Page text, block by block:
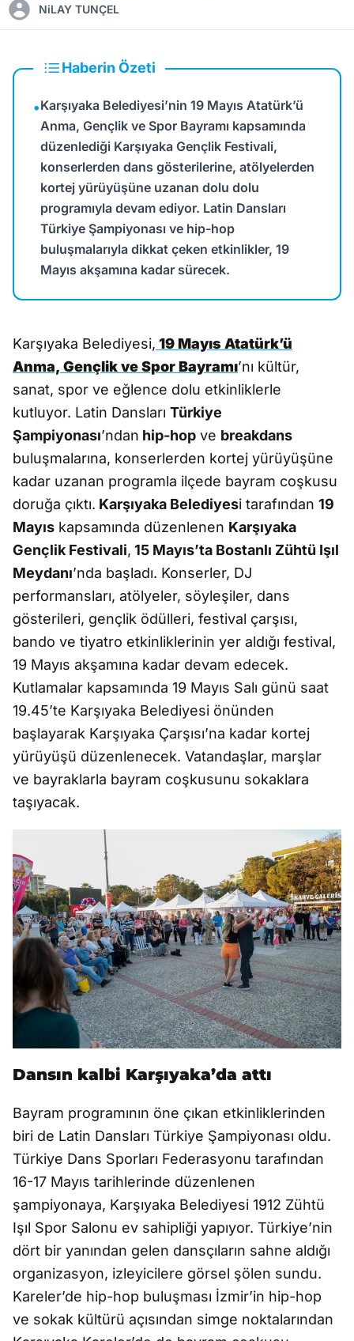
NiLAY TUNÇEL
Haberin Özeti
•Karşıyaka Belediyesi’nin 19 Mayıs Atatürk’ü
Anma, Gençlik ve Spor Bayramı kapsamında
düzenlediği Karşıyaka Gençlik Festivali,
konserlerden dans gösterilerine, atölyelerden
kortej yürüyüşüne uzanan dolu dolu
programıyla devam ediyor. Latin Dansları
Türkiye Şampiyonası ve hip-hop
buluşmalarıyla dikkat çeken etkinlikler, 19
Mayıs akşamına kadar sürecek.
Karşıyaka Belediyesi, 19 Mayıs Atatürk’ü
Anma, Gençlik ve Spor Bayramı’nı kültür,
sanat, spor ve eğlence dolu etkinliklerle
kutluyor. Latin Dansları Türkiye
Şampiyonası’ndan hip-hop ve breakdans
buluşmalarına, konserlerden kortej yürüyüşüne
kadar uzanan programla ilçede bayram coşkusu
doruğa çıktı. Karşıyaka Belediyesi tarafından 19
Mayıs kapsamında düzenlenen Karşıyaka
Gençlik Festivali, 15 Mayıs’ta Bostanlı Zühtü Işıl
Meydanı’nda başladı. Konserler, DJ
performansları, atölyeler, söyleşiler, dans
gösterileri, gençlik ödülleri, festival çarşısı,
bando ve tiyatro etkinliklerinin yer aldığı festival,
19 Mayıs akşamına kadar devam edecek.
Kutlamalar kapsamında 19 Mayıs Salı günü saat
19.45’te Karşıyaka Belediyesi önünden
başlayarak Karşıyaka Çarşısı’na kadar kortej
yürüyüşü düzenlenecek. Vatandaşlar, marşlar
ve bayraklarla bayram coşkusunu sokaklara
taşıyacak.
Dansın kalbi Karşıyaka’da attı
Bayram programının öne çıkan etkinliklerinden
biri de Latin Dansları Türkiye Şampiyonası oldu.
Türkiye Dans Sporları Federasyonu tarafından
16-17 Mayıs tarihlerinde düzenlenen
şampiyonaya, Karşıyaka Belediyesi 1912 Zühtü
Işıl Spor Salonu ev sahipliği yapıyor. Türkiye’nin
dört bir yanından gelen dansçıların sahne aldığı
organizasyon, izleyicilere görsel şölen sundu.
Kareler’de hip-hop buluşması İzmir’in hip-hop
ve sokak kültürü açısından simge noktalarından